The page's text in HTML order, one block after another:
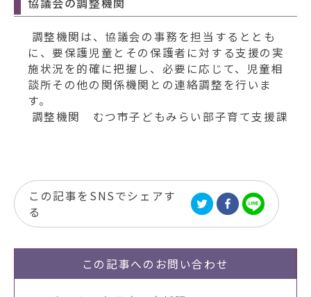
調整機関は、協議会の事務を担当するととも
に、要保護児童とその保護者に対する支援の実
施状況を的確に把握し、必要に応じて、児童相
談所その他の関係機関との連絡調整を行いま
す。
調整機関 むつ市子どもみらい部子育て支援課
この記事をSNSでシェアす
る
この記事への お問い合わせ